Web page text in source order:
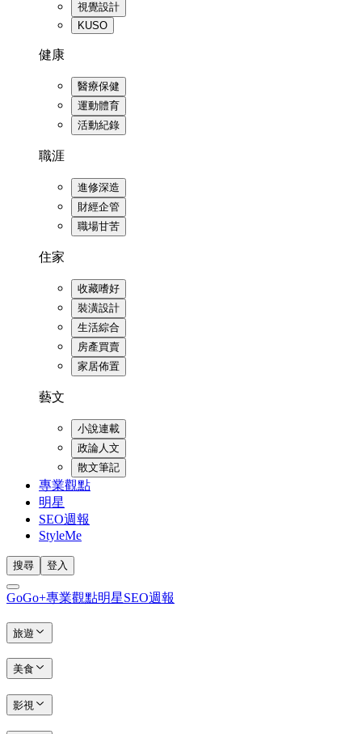
視覺設計
KUSO
健康
醫療保健
運動體育
活動紀錄
職涯
進修深造
財經企管
職場甘苦
住家
收藏嗜好
裝潢設計
生活綜合
房產買賣
家居佈置
藝文
小說連載
政論人文
散文筆記
專業觀點
明星
SEO週報
StyleMe
搜尋 登入
GoGo+專業觀點明星SEO週報
旅遊
美食
影視